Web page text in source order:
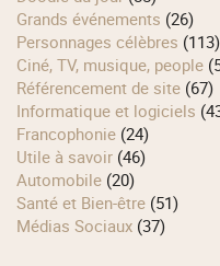
Grands événements (26)
Personnages célèbres (113)
Ciné, TV, musique, people
Référencement de site (67)
Informatique et logiciels
Francophonie (24)
Utile à savoir (46)
Automobile (20)
Santé et Bien-être (51)
Médias Sociaux (37)